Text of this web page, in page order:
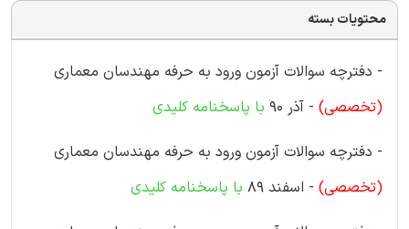
محتویات بسته
- دفترچه سوالات آزمون ورود به حرفه مهندسان معماری
(تخصصی) - آذر 90 با پاسخنامه کلیدی
- دفترچه سوالات آزمون ورود به حرفه مهندسان معماری
(تخصصی) - اسفند 89 با پاسخنامه کلیدی